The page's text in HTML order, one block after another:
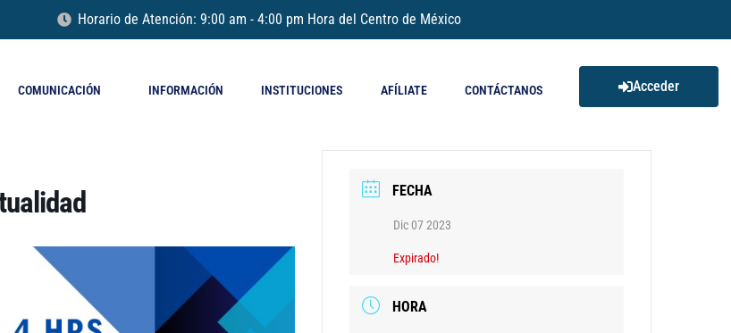
Horario de Atención: 9:00 am - 4:00 pm Hora del Centro de México
COMUNICACIÓN INFORMACIÓN INSTITUCIONES AFÍLIATE CONTÁCTANOS Acceder
FECHA
Dic 07 2023
Expirado!
HORA